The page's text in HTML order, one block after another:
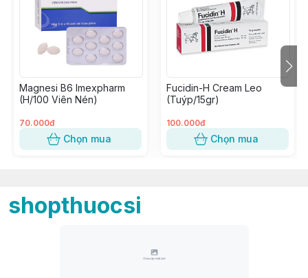
Magnesi B6 Imexpharm
(H/100 Viên Nén)
70.000đ
Chọn mua
Fucidin-H Cream Leo
(Tuýp/15gr)
100.000đ
Chọn mua
shopthuocsi